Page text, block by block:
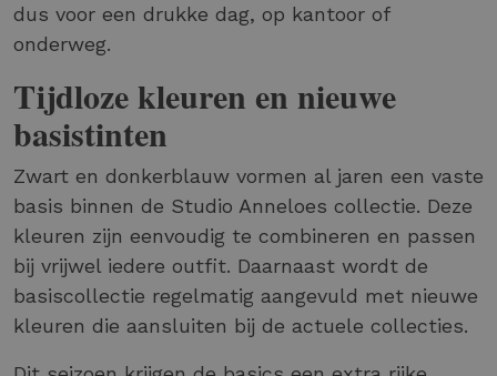
dus voor een drukke dag, op kantoor of
onderweg.
Tijdloze kleuren en nieuwe
basistinten
Zwart en donkerblauw vormen al jaren een vaste
basis binnen de Studio Anneloes collectie. Deze
kleuren zijn eenvoudig te combineren en passen
bij vrijwel iedere outfit. Daarnaast wordt de
basiscollectie regelmatig aangevuld met nieuwe
kleuren die aansluiten bij de actuele collecties.